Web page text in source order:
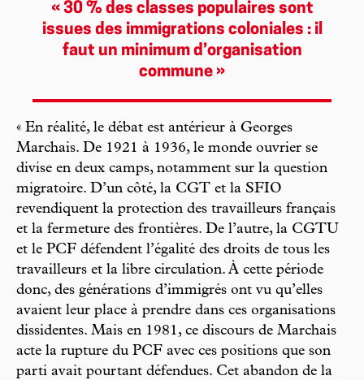
« 30 % des classes populaires sont
issues des immigrations coloniales : il
faut un minimum d’organisation
commune »
« En réalité, le débat est antérieur à Georges
Marchais. De 1921 à 1936, le monde ouvrier se
divise en deux camps, notamment sur la question
migratoire. D’un côté, la CGT et la SFIO
revendiquent la protection des travailleurs français
et la fermeture des frontières. De l’autre, la CGTU
et le PCF défendent l’égalité des droits de tous les
travailleurs et la libre circulation. À cette période
donc, des générations d’immigrés ont vu qu’elles
avaient leur place à prendre dans ces organisations
dissidentes. Mais en 1981, ce discours de Marchais
acte la rupture du PCF avec ces positions que son
parti avait pourtant défendues. Cet abandon de la